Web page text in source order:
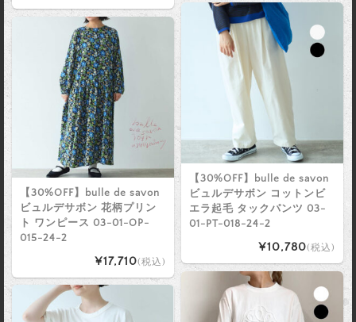
【30%OFF】bulle de savon
ビュルデサボン コットンビ
エラ起毛 タックパンツ 03-
01-PT-018-24-2
¥10,780(税込)
【30%OFF】bulle de savon
ビュルデサボン 花柄プリン
ト ワンピース 03-01-OP-
015-24-2
¥17,710(税込)